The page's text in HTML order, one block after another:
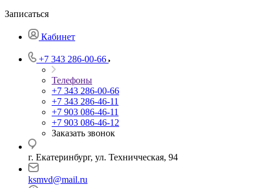
Записаться
Кабинет
+7 343 286-00-66
Телефоны
+7 343 286-00-66
+7 343 286-46-11
+7 903 086-46-11
+7 903 086-46-12
Заказать звонок
г. Екатеринбург, ул. Техничческая, 94
ksmvd@mail.ru